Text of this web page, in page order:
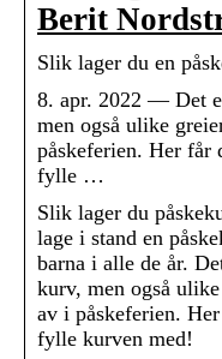
Berit
Slik lager du en
8. apr. 2022 — Det
men også ulike
påskeferien. Her får
fylle …
Slik lager du
lage i stand en
barna i alle de år.
kurv, men også
av i påskeferien.
fylle kurven med!